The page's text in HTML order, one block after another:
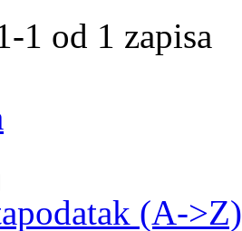
1 od 1 zapisa
(A->Z)